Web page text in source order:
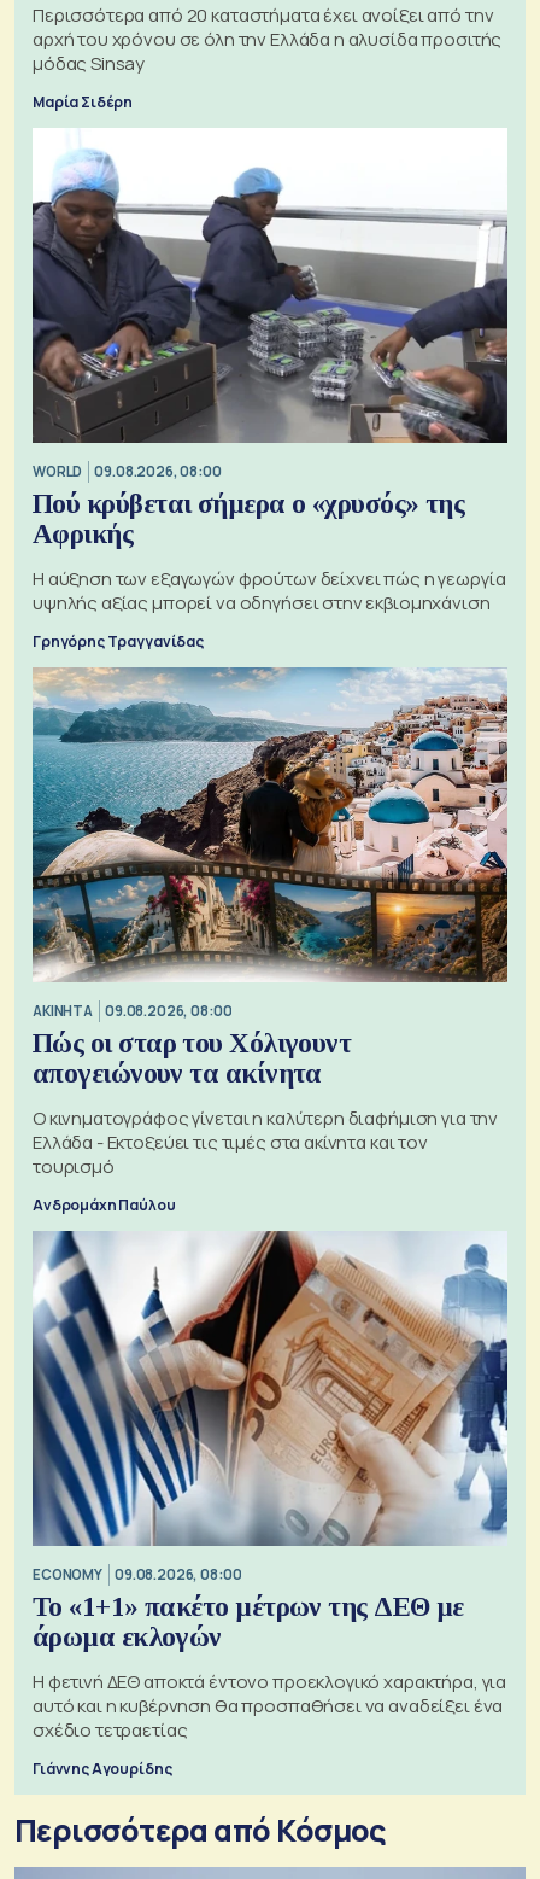
Περισσότερα από 20 καταστήματα έχει ανοίξει από την
αρχή του χρόνου σε όλη την Ελλάδα η αλυσίδα προσιτής
μόδας Sinsay
Μαρία Σιδέρη
WORLD 09.08.2026, 08:00
Πού κρύβεται σήμερα ο «χρυσός» της
Αφρικής
Η αύξηση των εξαγωγών φρούτων δείχνει πώς η γεωργία
υψηλής αξίας μπορεί να οδηγήσει στην εκβιομηχάνιση
Γρηγόρης Τραγγανίδας
ΑΚΙΝΗΤΑ 09.08.2026, 08:00
Πώς οι σταρ του Χόλιγουντ
απογειώνουν τα ακίνητα
Ο κινηματογράφος γίνεται η καλύτερη διαφήμιση για την
Ελλάδα - Εκτοξεύει τις τιμές στα ακίνητα και τον
τουρισμό
Ανδρομάχη Παύλου
ECONOMY 09.08.2026, 08:00
Το «1+1» πακέτο μέτρων της ΔΕΘ με
άρωμα εκλογών
Η φετινή ΔΕΘ αποκτά έντονο προεκλογικό χαρακτήρα, για
αυτό και η κυβέρνηση θα προσπαθήσει να αναδείξει ένα
σχέδιο τετραετίας
Γιάννης Αγουρίδης
Περισσότερα από Κόσμος